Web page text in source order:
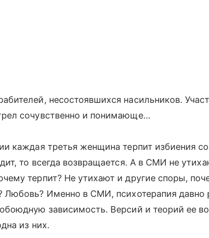
несостоявшихся насильников.
сочувственно и понимающе…
каждая третья женщина терпит избиения
то всегда возвращается. А в СМИ не
терпит? Не утихают и другие споры,
Любовь? Именно в СМИ, психотерапия давно
зависимость. Версий и теорий ее
из них.